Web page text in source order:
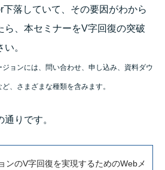
落していて、その要因がわから
ら、本セミナーをV字回復の突破
。
ョンには、問い合わせ、申し込み、資料ダウ
、さまざまな種類を含みます。
りです。
ンのV字回復を実現するためのWebメ